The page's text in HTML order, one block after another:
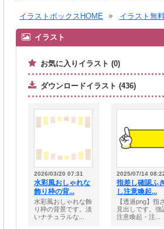
イラストボックスHOME イラスト無
イラスト
お気に入りイラスト (0)
ダウンロードイラスト (436)
2026/03/20 07:31
水彩風おしゃれな
飾り枠の背...
水彩風おしゃれな飾
り枠の背景です。淡
いナチュラルな...
2025/07/14
指差し確認ふ
し注意喚起...
【透過png】指
見出しです。強
注意喚起・注...